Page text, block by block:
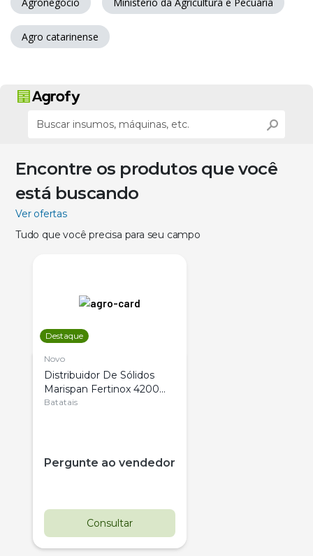
Agro catarinense
Encontre os produtos que você
está buscando
Ver ofertas
Tudo que você precisa para seu campo
Destaque
Novo
Distribuidor De Sólidos
Marispan Fertinox 4200
Citrus
Batatais
Pergunte ao vendedor
Consultar